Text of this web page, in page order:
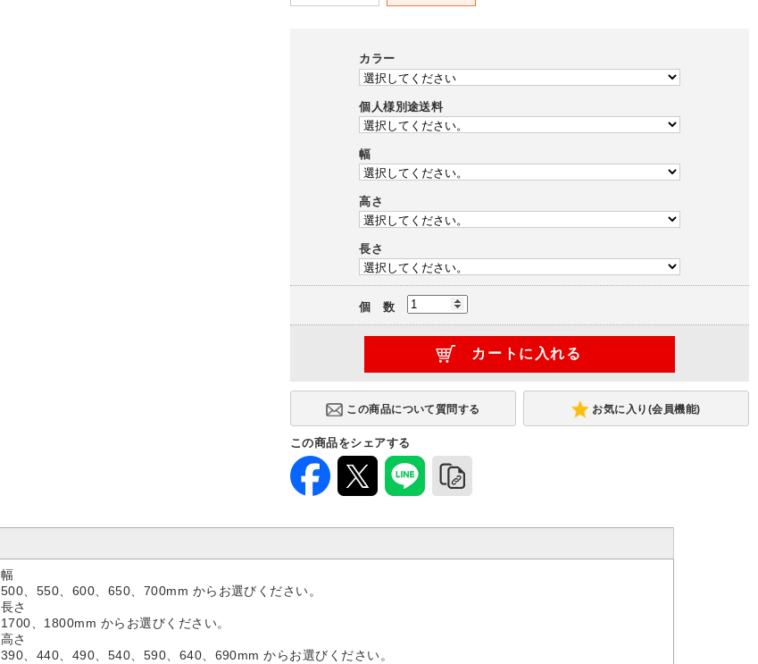
カラー
個人様別途送料
幅
高さ
長さ
個 数
お気に入り(会員機能)
この商品をシェアする
幅
500、550、600、650、700mm からお選びください。
長さ
1700、1800mm からお選びください。
高さ
390、440、490、540、590、640、690mm からお選びください。